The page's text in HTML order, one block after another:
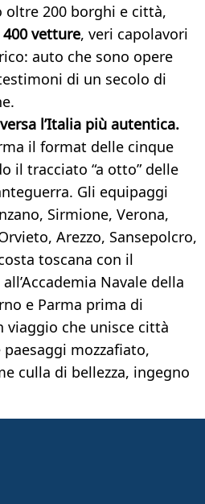
oltre 200 borghi e città,
400 vetture, veri capolavori
auto che sono opere
di un secolo di
l’Italia più autentica.
il format delle cinque
il tracciato “a otto” delle
Gli equipaggi
Sirmione, Verona,
Arezzo, Sansepolcro,
toscana con il
Navale della
e Parma prima di
viaggio che unisce città
mozzafiato,
culla di bellezza, ingegno